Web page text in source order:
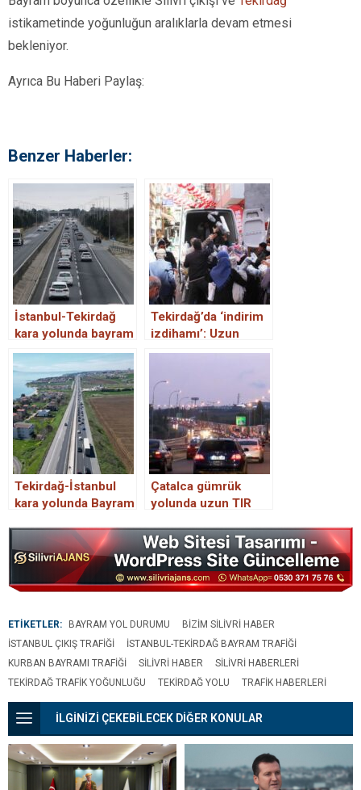
istikametinde yoğunluğun aralıklarla devam etmesi
bekleniyor.
Ayrıca Bu Haberi Paylaş:
Benzer Haberler:
İstanbul-Tekirdağ
kara yolunda bayram
trafiği yoğunluğu
başladı
Tekirdağ’da ‘indirim
izdihamı’: Uzun
kuyruklar oluştu
Tekirdağ-İstanbul
kara yolunda Bayram
yoğunluğu
Çatalca gümrük
yolunda uzun TIR
ETİKETLER: BAYRAM YOL DURUMU
BIZIM SILIVRI HABER
İSTANBUL ÇIKIŞ TRAFIĞI
İSTANBUL-TEKIRDAĞ BAYRAM TRAFIĞI
KURBAN BAYRAMI TRAFIĞI
SILIVRI HABER
SILIVRI HABERLERI
TEKIRDAĞ TRAFIK YOĞUNLUĞU
TEKIRDAĞ YOLU TRAFIK HABERLERI
İLGİNİZİ ÇEKEBİLECEK DİĞER KONULAR